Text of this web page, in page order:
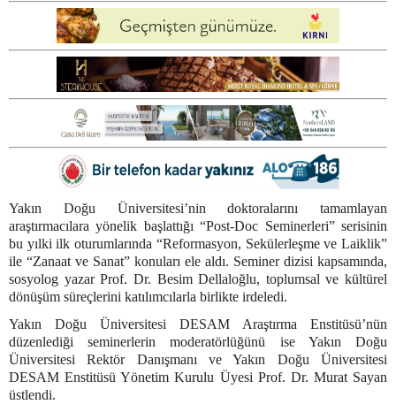
Yakın Doğu Üniversitesi’nin doktoralarını tamamlayan
araştırmacılara yönelik başlattığı “Post-Doc Seminerleri” serisinin
bu yılki ilk oturumlarında “Reformasyon, Sekülerleşme ve Laiklik”
ile “Zanaat ve Sanat” konuları ele aldı. Seminer dizisi kapsamında,
sosyolog yazar Prof. Dr. Besim Dellaloğlu, toplumsal ve kültürel
dönüşüm süreçlerini katılımcılarla birlikte irdeledi.
Yakın Doğu Üniversitesi DESAM Araştırma Enstitüsü’nün
düzenlediği seminerlerin moderatörlüğünü ise Yakın Doğu
Üniversitesi Rektör Danışmanı ve Yakın Doğu Üniversitesi
DESAM Enstitüsü Yönetim Kurulu Üyesi Prof. Dr. Murat Sayan
üstlendi.